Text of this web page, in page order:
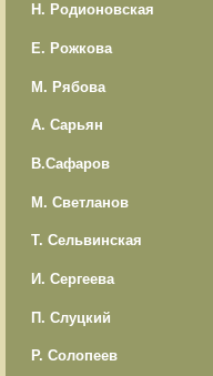
Н. Родионовская
Е. Рожкова
М. Рябова
А. Сарьян
В.Сафаров
М. Светланов
Т. Сельвинская
И. Сергеева
П. Слуцкий
Р. Солопеев